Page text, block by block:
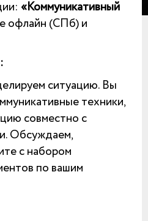
«Коммуникативный
офлайн (СПб) и
ситуацию. Вы
техники,
совместно с
Обсуждаем,
с набором
по вашим